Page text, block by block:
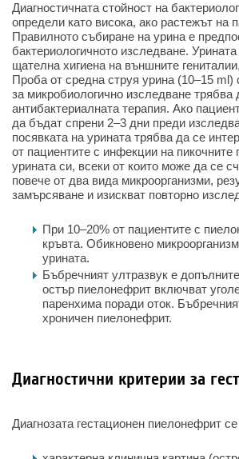
Диагностичната стойност на
определи като висока, ако растежът на
Правилното събиране на урина е
бактериологичното изследване.
щателна хигиена на външните
Проба от средна струя урина (10–15 ml)
за микробиологично изследване
антибактериалната терапия. Ако
да бъдат спрени 2–3 дни преди
посявката на урината трябва да се
от пациентите с инфекции на
урината си, всеки от които може да се
повече от два вида микроорганизми,
замърсяване и изискват повторно
При 10–20% от пациентите с
кръвта. Обикновено
урината.
Бъбречният ултразвук е
остър пиелонефрит включват
паренхима поради оток.
хроничен пиелонефрит.
Диагностични критерии за
Диагнозата гестационен пиелонефрит